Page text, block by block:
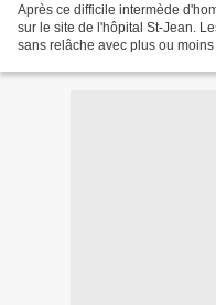
Après ce difficile intermède
sur le site de l'hôpital St-Jean.
sans relâche avec plus ou moins